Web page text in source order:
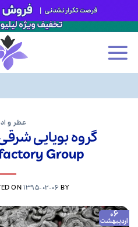
عطر و
گروه بویایی
Group
ON1395-02-06BY
06
اردیبهشت